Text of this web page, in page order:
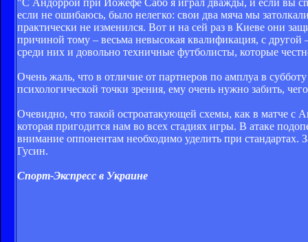
если не ошибаюсь, было нелегко: свои два мяча мы
практически не изменился. Вот и на сей раз в Киеве они
причиной тому – весьма невысокая квалификация, с
среди них и довольно техничные футболисты, которые
Очень жаль, что в отличие от партнеров по амплуа в
психологической точки зрения, ему очень нужно забить,
Очевидно, что такой остроатакующей схемы, как в матче с
которая пригодится нам во всех стадиях игры. В атаке
внимание оппонентам необходимо уделить при
Гусин.
Спорт-Экспресс в Украине